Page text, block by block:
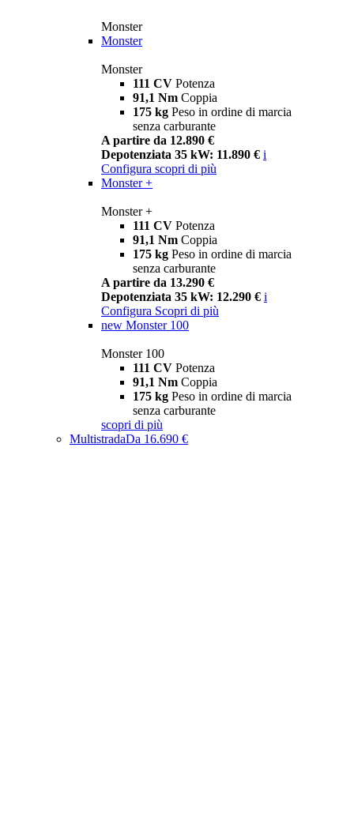
Monster
Monster
Monster
111 CV Potenza
91,1 Nm Coppia
175 kg Peso in ordine di marcia
senza carburante
A partire da 12.890 €
Depotenziata 35 kW: 11.890 € i
Configura scopri di più
Monster +
Monster +
111 CV Potenza
91,1 Nm Coppia
175 kg Peso in ordine di marcia
senza carburante
A partire da 13.290 €
Depotenziata 35 kW: 12.290 € i
Configura Scopri di più
new Monster 100
Monster 100
111 CV Potenza
91,1 Nm Coppia
175 kg Peso in ordine di marcia
senza carburante
scopri di più
MultistradaDa 16.690 €